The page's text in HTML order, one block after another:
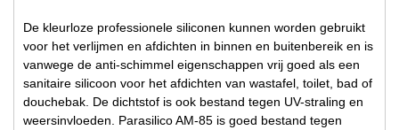
De kleurloze professionele siliconen kunnen worden gebruikt
voor het verlijmen en afdichten in binnen en buitenbereik en is
vanwege de anti-schimmel eigenschappen vrij goed als een
sanitaire silicoon voor het afdichten van wastafel, toilet, bad of
douchebak. De dichtstof is ook bestand tegen UV-straling en
weersinvloeden. Parasilico AM-85 is goed bestand tegen